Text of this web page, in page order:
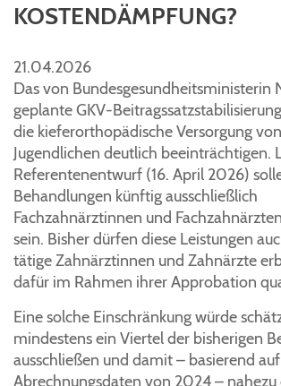
KOSTENDÄMPFUNG?
21.04.2026
Das von Bundesgesundheitsministerin
geplante GKV-
die kieferorthopädische Versorgung
Jugendlichen deutlich beeinträchtigen.
Referentenentwurf (16. April 2026)
Behandlungen künftig ausschließlich
Fachzahnärztinnen und
sein. Bisher dürfen diese Leistungen
tätige Zahnärztinnen und Zahnärzte
dafür im Rahmen ihrer Approbation
Eine solche Einschränkung würde
mindestens ein Viertel der bisherigen
ausschließen und damit – basierend auf
Abrechnungsdaten von 2024 –